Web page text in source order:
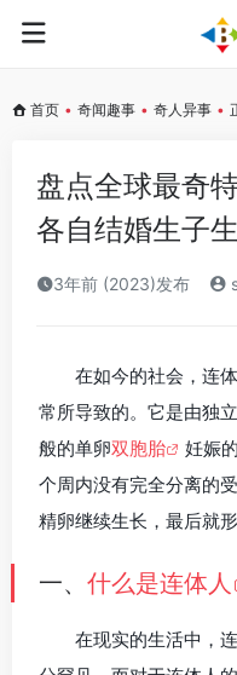
首页 • 奇闻趣事 • 奇人异事 •
盘点全球最奇
各自结婚生子
3年前 (2023)发布
在如今的社会，连
常所导致的。它是由独
般的单卵双胞胎
妊娠
个周内没有完全分离的
精卵继续生长，最后就
一、 什么是连体人
在现实的生活中，